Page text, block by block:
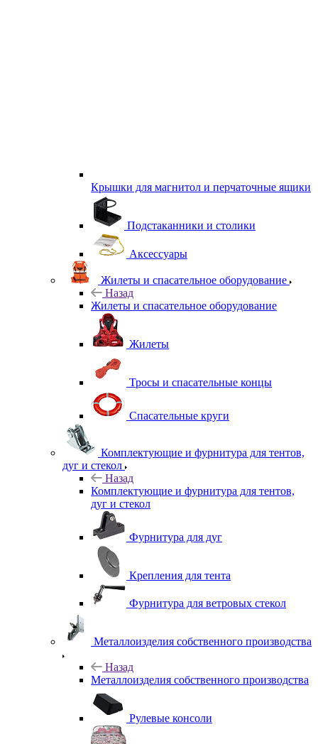
Крышки для магнитол и перчаточные ящики
Подстаканники и столики
Аксессуары
Жилеты и спасательное оборудование
Назад
Жилеты и спасательное оборудование
Жилеты
Тросы и спасательные концы
Спасательные круги
Комплектующие и фурнитура для тентов,
дуг и стекол
Назад
Комплектующие и фурнитура для тентов,
дуг и стекол
Фурнитура для дуг
Крепления для тента
Фурнитура для ветровых стекол
Металлоизделия собственного производства
Назад
Металлоизделия собственного производства
Рулевые консоли